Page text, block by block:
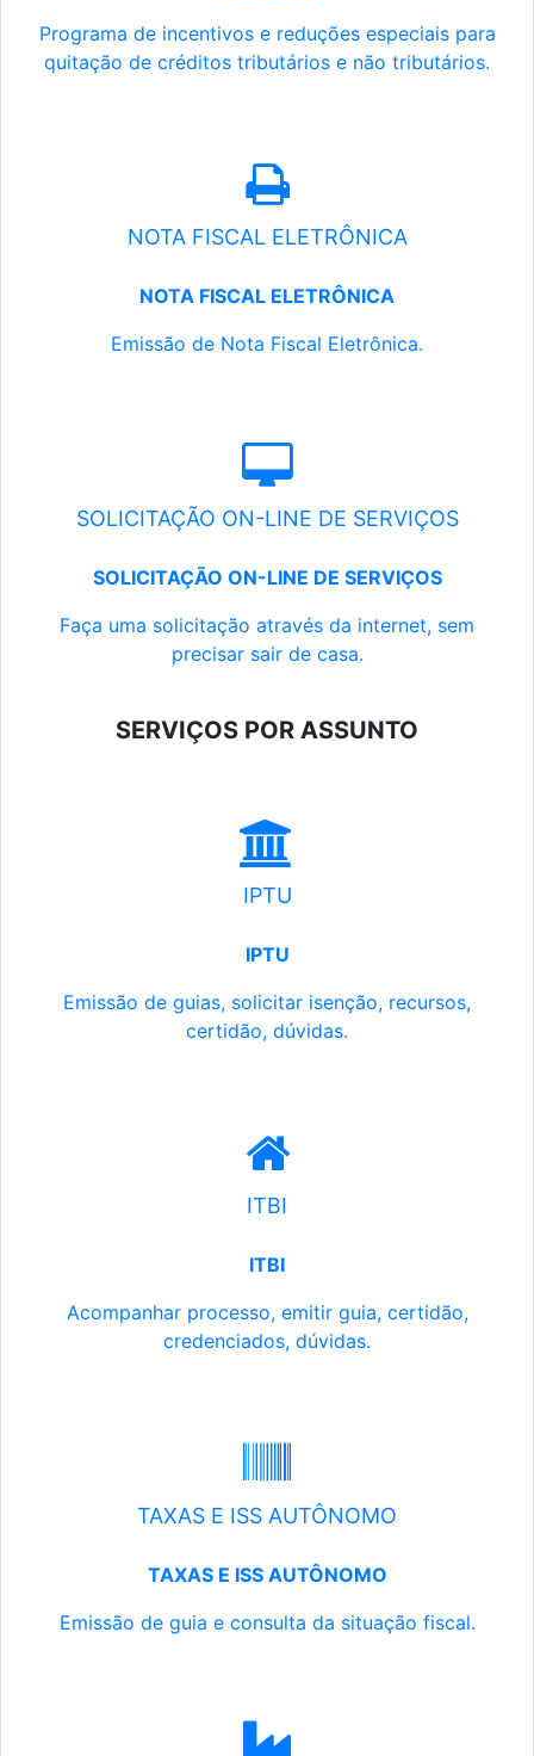
Programa de incentivos e reduções especiais para
quitação de créditos tributários e não tributários.
NOTA FISCAL ELETRÔNICA
NOTA FISCAL ELETRÔNICA
Emissão de Nota Fiscal Eletrônica.
SOLICITAÇÃO ON-LINE DE SERVIÇOS
SOLICITAÇÃO ON-LINE DE SERVIÇOS
Faça uma solicitação através da internet, sem
precisar sair de casa.
SERVIÇOS POR ASSUNTO
IPTU
IPTU
Emissão de guias, solicitar isenção, recursos,
certidão, dúvidas.
ITBI
ITBI
Acompanhar processo, emitir guia, certidão,
credenciados, dúvidas.
TAXAS E ISS AUTÔNOMO
TAXAS E ISS AUTÔNOMO
Emissão de guia e consulta da situação fiscal.